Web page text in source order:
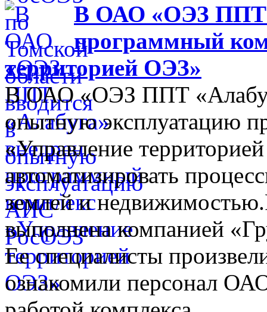
В ОАО «ОЭЗ ППТ
программный
территорией ОЭЗ»
В ОАО «ОЭЗ ППТ
опытную эксплуатацию
«Управление
автоматизировать
землей и
выполнена компанией
Ее специалисты
ознакомили персонал